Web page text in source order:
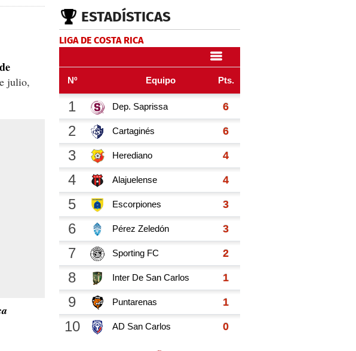
julio,
ESTADÍSTICAS
LIGA DE COSTA RICA